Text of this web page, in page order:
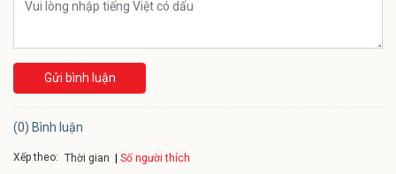
Gửi bình luận
(0) Bình luận
Xếp theo: Thời gian Số người thích